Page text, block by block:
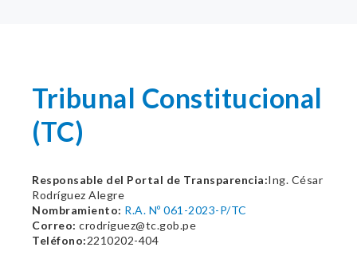
Tribunal Constitucional
(TC)
Responsable del Portal de Transparencia:Ing. César
Rodríguez Alegre
Nombramiento: R.A. Nº 061-2023-P/TC
Correo: crodriguez@tc.gob.pe
Teléfono:2210202-404